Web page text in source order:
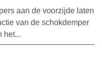
aan de voorzijde laten
van de schokdemper
het...